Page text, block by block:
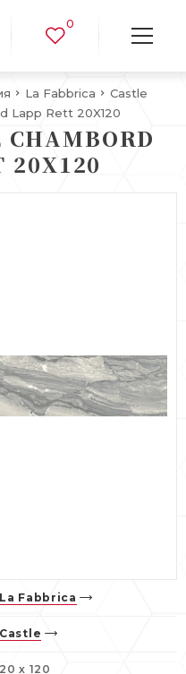
0
La Fabbrica
Castle
Lapp Rett 20X120
CHAMBORD
20X120
La Fabbrica
Castle
20 x 120